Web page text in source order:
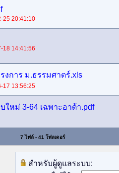
25 20:41:10
18 14:41:56
การ ม.ธรรมศาตร์.xls
17 13:56:25
หม่ 3-64 เฉพาะอาด้า.pdf
7 ไฟล์ - 41 โฟลเดอร์
สำหรับผู้ดูแลระบบ: